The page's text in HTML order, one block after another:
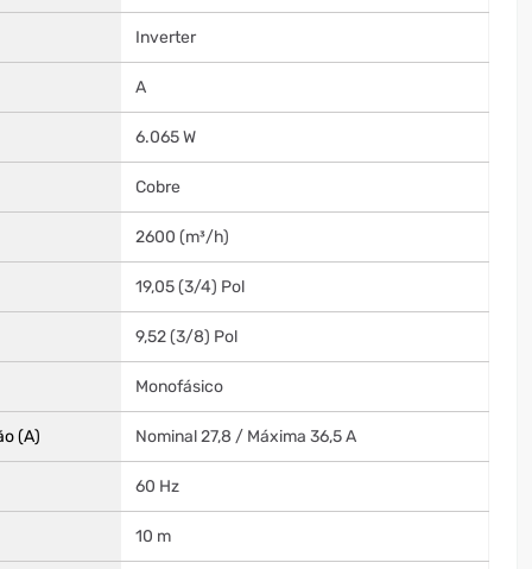
Inverter
A
6.065 W
Cobre
2600 (m³/h)
19,05 (3/4) Pol
9,52 (3/8) Pol
Monofásico
(A) Nominal 27,8 / Máxima 36,5 A
60 Hz
10 m